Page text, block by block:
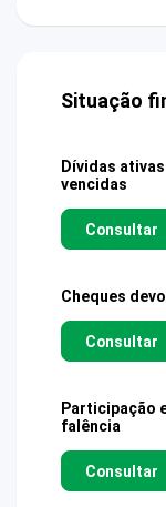
Situação
Dívidas
vencidas
Consultar
Cheques
Consultar
Participação
falência
Consultar